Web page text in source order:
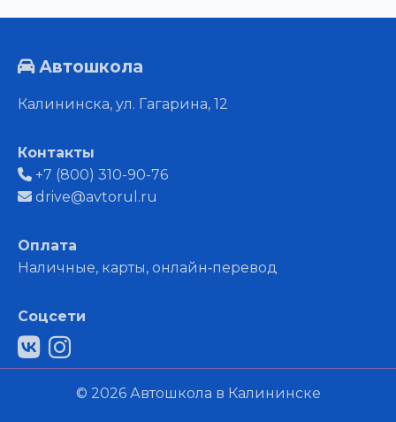
Автошкола
Калининска, ул. Гагарина, 12
Контакты
+7 (800) 310-90-76
drive@avtorul.ru
Оплата
Наличные, карты, онлайн‑перевод
Соцсети
© 2026 Автошкола в Калининске